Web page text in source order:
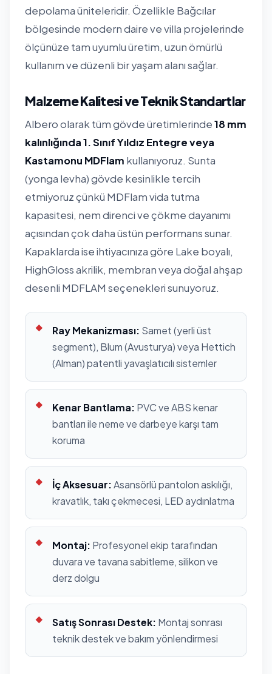
depolama üniteleridir. Özellikle Bağcılar
bölgesinde modern daire ve villa projelerinde
ölçünüze tam uyumlu üretim, uzun ömürlü
kullanım ve düzenli bir yaşam alanı sağlar.
Malzeme Kalitesi ve Teknik Standartlar
Albero olarak tüm gövde üretimlerinde18 mm
kalınlığında 1. Sınıf Yıldız Entegre veya
Kastamonu MDFlam kullanıyoruz. Sunta
(yonga levha) gövde kesinlikle tercih
etmiyoruz çünkü MDFlam vida tutma
kapasitesi, nem direnci ve çökme dayanımı
açısından çok daha üstün performans sunar.
Kapaklarda ise ihtiyacınıza göre Lake boyalı,
HighGloss akrilik, membran veya doğal ahşap
desenli MDFLAM seçenekleri sunuyoruz.
Ray Mekanizması: Samet (yerli üst
segment), Blum (Avusturya) veya Hettich
(Alman) patentli yavaşlatıcılı sistemler
Kenar Bantlama: PVC ve ABS kenar
bantları ile neme ve darbeye karşı tam
koruma
İç Aksesuar:Asansörlü pantolon askılığı,
kravatlık, takı çekmecesi, LED aydınlatma
Montaj: Profesyonel ekip tarafından
duvara ve tavana sabitleme, silikon ve
derz dolgu
Satış Sonrası Destek: Montaj sonrası
teknik destek ve bakım yönlendirmesi